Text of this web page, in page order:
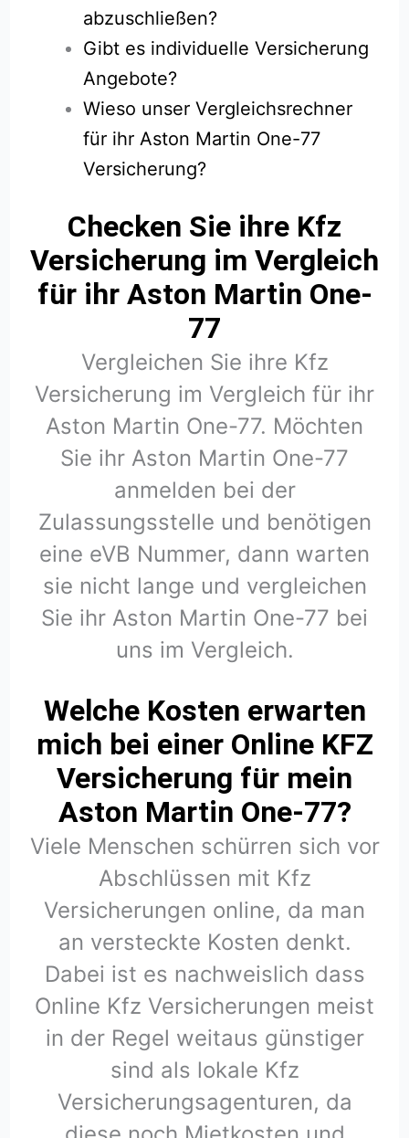
abzuschließen?
Gibt es individuelle Versicherung
Angebote?
Wieso unser Vergleichsrechner
für ihr Aston Martin One-77
Versicherung?
Checken Sie ihre Kfz
Versicherung im Vergleich
für ihr Aston Martin One-
77
Vergleichen Sie ihre Kfz
Versicherung im Vergleich für ihr
Aston Martin One-77. Möchten
Sie ihr Aston Martin One-77
anmelden bei der
Zulassungsstelle und benötigen
eine eVB Nummer, dann warten
sie nicht lange und vergleichen
Sie ihr Aston Martin One-77 bei
uns im Vergleich.
Welche Kosten erwarten
mich bei einer Online KFZ
Versicherung für mein
Aston Martin One-77?
Viele Menschen schürren sich vor
Abschlüssen mit Kfz
Versicherungen online, da man
an versteckte Kosten denkt.
Dabei ist es nachweislich dass
Online Kfz Versicherungen meist
in der Regel weitaus günstiger
sind als lokale Kfz
Versicherungsagenturen, da